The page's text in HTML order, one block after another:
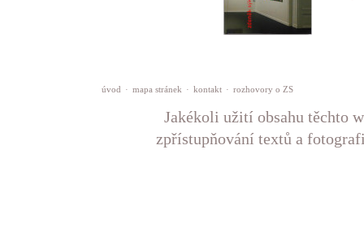
úvod · mapa stránek · kontakt · rozhovory o ZS
Jakékoli užití obsahu těchto
zpřístupňování textů a